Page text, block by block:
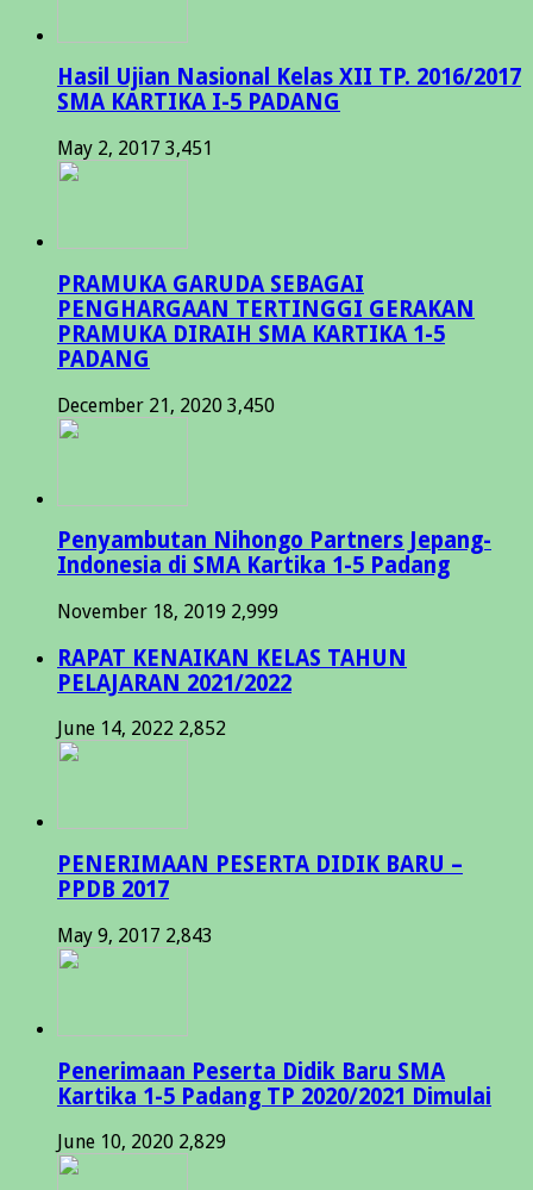
Hasil Ujian Nasional Kelas XII TP. 2016/2017
SMA KARTIKA I-5 PADANG
May 2, 2017 3,451
PRAMUKA GARUDA SEBAGAI
PENGHARGAAN TERTINGGI GERAKAN
PRAMUKA DIRAIH SMA KARTIKA 1-5
PADANG
December 21, 2020 3,450
Penyambutan Nihongo Partners Jepang-
Indonesia di SMA Kartika 1-5 Padang
November 18, 2019 2,999
RAPAT KENAIKAN KELAS TAHUN
PELAJARAN 2021/2022
June 14, 2022 2,852
PENERIMAAN PESERTA DIDIK BARU –
PPDB 2017
May 9, 2017 2,843
Penerimaan Peserta Didik Baru SMA
Kartika 1-5 Padang TP 2020/2021 Dimulai
June 10, 2020 2,829